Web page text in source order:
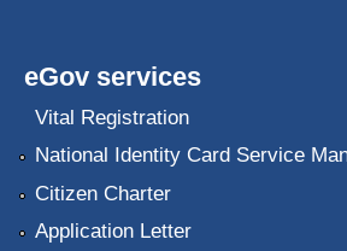
eGov services
Vital Registration
National Identity Card Service
Citizen Charter
Application Letter